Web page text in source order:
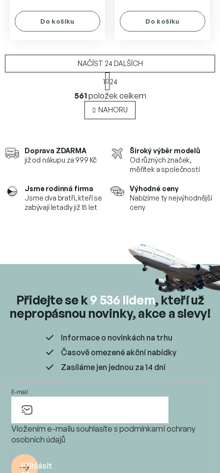
Do košíku Do košíku
O
v
l
á
c
í
v
k
NAČÍST 24 DALŠÍCH
t
r
á
n
k
n
1 24
561položek celkem
NAHORU
Doprava ZDARMA
již od nákupu za 999 Kč
Široký výběr modelů
Od různých značek,
měřítek a společností
Jsme rodinná firma
Jsme dva bratři, kteří se
zabývají letadly již 15 let
Výhodné ceny
Nabízíme ty nejvýhodnější
ceny
Přidejte se k9 536 lidem, kteří už
nepropásnou novinky, akce a slevy!
Informace o novinkách na trhu
Časově omezené akční nabídky
Zasíláme jen jednou za 14 dní
E-mail
Vložením e-mailu souhlasíte s podmínkami ochrany
osobních údajů
Přihlásit